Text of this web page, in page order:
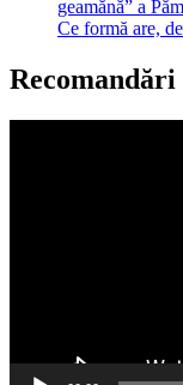
geamănă” a
Ce formă are,
Recomandări